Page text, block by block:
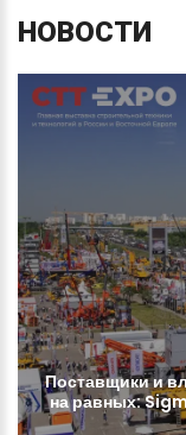
НОВОСТИ
Поставщикии
наравных: